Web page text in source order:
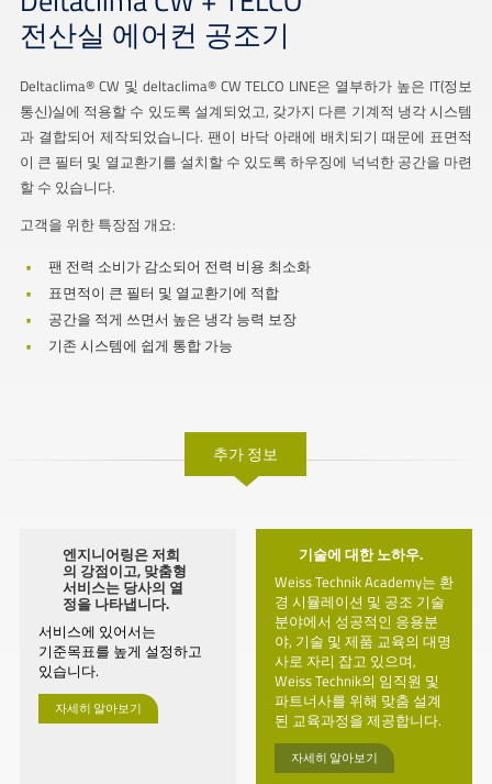
전산실 에어컨 공조기
Deltaclima® CW 및 deltaclima® CW TELCO LINE은 열부하가 높은 IT(정보
통신)실에 적용할 수 있도록 설계되었고, 갖가지 다른 기계적 냉각 시스템
과 결합되어 제작되었습니다. 팬이 바닥 아래에 배치되기 때문에 표면적
이 큰 필터 및 열교환기를 설치할 수 있도록 하우징에 넉넉한 공간을 마련
할 수 있습니다.
고객을 위한 특장점 개요:
팬 전력 소비가 감소되어 전력 비용 최소화
표면적이 큰 필터 및 열교환기에 적합
공간을 적게 쓰면서 높은 냉각 능력 보장
기존 시스템에 쉽게 통합 가능
추가 정보
엔지니어링은 저희
의 강점이고, 맞춤형
서비스는 당사의 열
정을 나타냅니다.
서비스에 있어서는
기준목표를 높게 설정하고
있습니다.
자세히 알아보기
기술에 대한 노하우.
Weiss Technik Academy는 환
경 시뮬레이션 및 공조 기술
분야에서 성공적인 응용분
야, 기술 및 제품 교육의 대명
사로 자리 잡고 있으며,
Weiss Technik의 임직원 및
파트너사를 위해 맞춤 설계
된 교육과정을 제공합니다.
자세히 알아보기